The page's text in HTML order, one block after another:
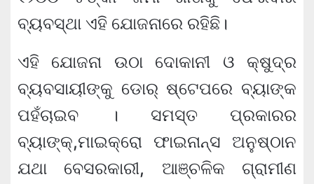
ବ୍ୟବସ୍ଥା ଏହି ଯୋଜନାରେ ରହିଛି।
ଏହି ଯୋଜନା ଉଠା ଦୋକାନୀ ଓ କ୍ଷୁଦ୍ର
ବ୍ୟବସାୟୀଙ୍କୁ ଡୋର୍ ଷ୍ଟେପରେ ବ୍ୟାଙ୍କ
ପହଁଚାଇବ । ସମସ୍ତ ପ୍ରକାରର
ବ୍ୟାଙ୍କ୍‌,ମାଇକ୍ରୋ ଫାଇନାନ୍ସ ଅନୁଷ୍ଠାନ
ଯଥା ବେସରକାରୀ, ଆଞ୍ଚଳିକ ଗ୍ରାମୀଣ